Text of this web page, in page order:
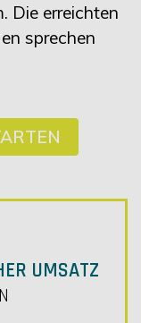
Die erreichten
sprechen
UMSATZ